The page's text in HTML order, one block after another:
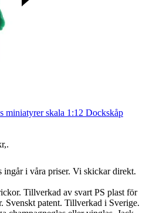
i våra priser. Vi skickar direkt.
Tillverkad av svart PS plast för
Svenskt patent. Tillverkad i Sverige.
miniatyrer skala 1:12 Dockskåp
,.